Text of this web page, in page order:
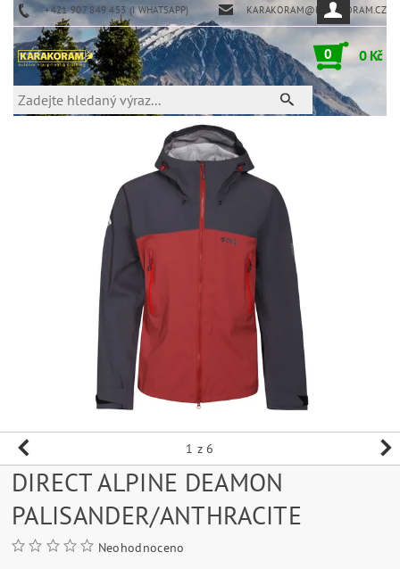
+421 907 849 453 (I WHATSAPP) KARAKORAM@KARAKORAM.CZ
0 0 Kč
1 z 6
DIRECT ALPINE DEAMON
PALISANDER/ANTHRACITE
Neohodnoceno